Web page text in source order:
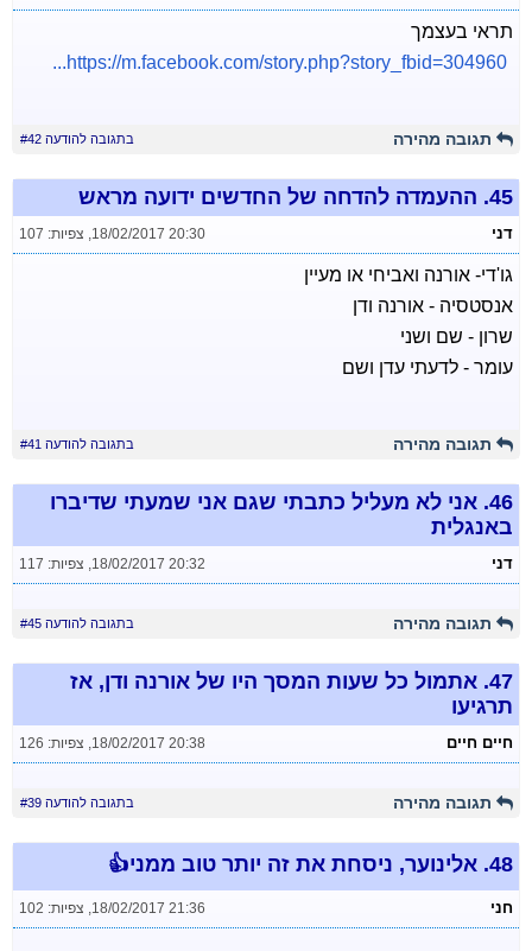
תראי בעצמך
https://m.facebook.com/story.php?story_fbid=304960...
תגובה מהירה בתגובה להודעה #42
45. ההעמדה להדחה של החדשים ידועה מראש
דני 18/02/2017 20:30
, צפיות: 107
גו'די- אורנה ואביחי או מעיין
אנסטסיה - אורנה ודן
שרון - שם ושני
עומר - לדעתי עדן ושם
תגובה מהירה בתגובה להודעה #41
46. אני לא מעליל כתבתי שגם אני שמעתי שדיברו
באנגלית
דני 18/02/2017 20:32
, צפיות: 117
תגובה מהירה בתגובה להודעה #45
47. אתמול כל שעות המסך היו של אורנה ודן, אז
תרגיעו
חיים חיים 18/02/2017 20:38
, צפיות: 126
תגובה מהירה בתגובה להודעה #39
48. אלינוער, ניסחת את זה יותר טוב ממני👍
חני 18/02/2017 21:36
, צפיות: 102